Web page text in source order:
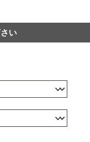
い